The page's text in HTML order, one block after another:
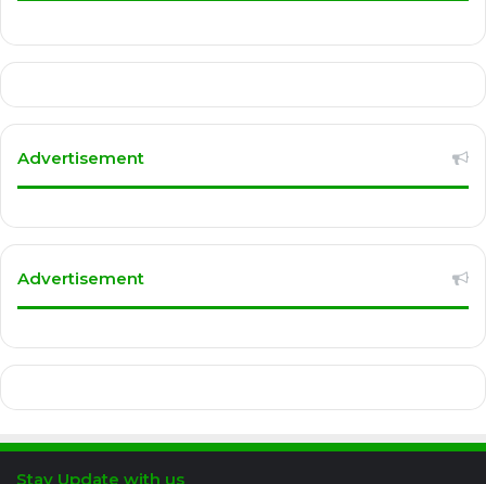
Advertisement
Advertisement
Stay Update with us